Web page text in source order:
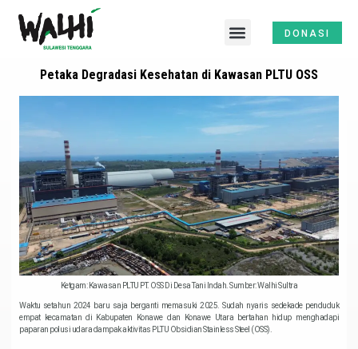
content
Menu DONASI
Petaka Degradasi Kesehatan di Kawasan PLTU OSS
Ketgam: Kawasan PLTU PT. OSS Di Desa Tani Indah. Sumber: Walhi Sultra
Waktu setahun 2024 baru saja berganti memasuki 2025. Sudah nyaris sedekade penduduk
empat kecamatan di Kabupaten Konawe dan Konawe Utara bertahan hidup menghadapi
paparan polusi udara dampak aktivitas PLTU Obsidian Stainless Steel (OSS).